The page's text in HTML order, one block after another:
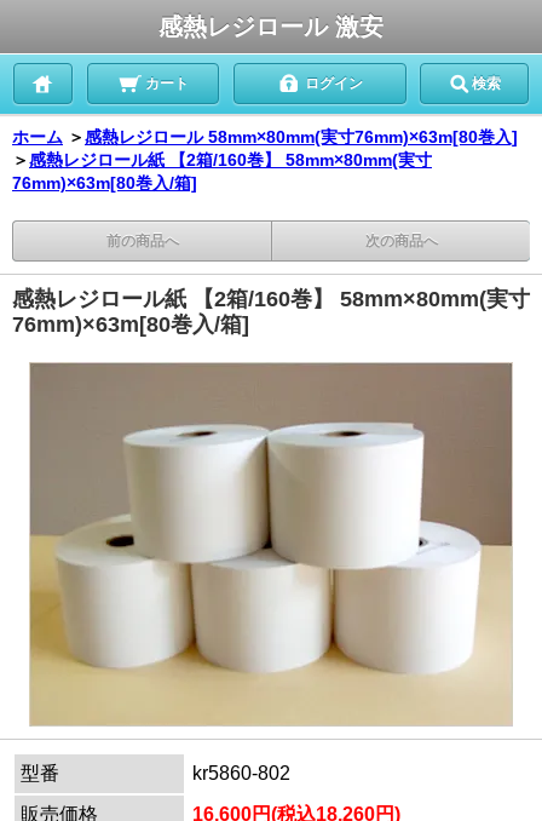
感熱レジロール 激安
カート ログイン 検索
ホーム ＞感熱レジロール 58mm×80mm(実寸76mm)×63m[80巻入]
＞感熱レジロール紙 【2箱/160巻】 58mm×80mm(実寸
76mm)×63m[80巻入/箱]
前の商品へ 次の商品へ
感熱レジロール紙 【2箱/160巻】 58mm×80mm(実寸
76mm)×63m[80巻入/箱]
型番
kr5860-802
販売価格
16,600円(税込18,260円)